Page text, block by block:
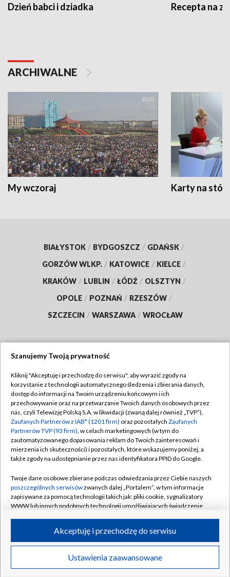
Dzień babci i dziadka Recepta na
ARCHIWALNE
My wczoraj Karty na
BIAŁYSTOK / BYDGOSZCZ / GDAŃSK /
GORZÓW WLKP. / KATOWICE / KIELCE /
KRAKÓW / LUBLIN / ŁÓDŹ / OLSZTYN /
OPOLE / POZNAŃ / RZESZÓW /
SZCZECIN / WARSZAWA / WROCŁAW
TVP
Abonament TVP
Emisja w TVP
Centrum informacji TVP
Naziemna Telewizja Cyfrowa
Rada Programowa
System NOS
Informacje o nadawcy
Program dla prasy
Ogłoszenie przetargowe
Regulamin TVP
Polityka prywatności
Moje zgody
Pomoc
Kontakt
Kanały
©2026 Telewizja Polska S.A. w likwidacji
Szanujemy Twoją prywatność
Kliknij "Akceptuję i przechodzę do serwisu", aby wyrazić zgody na
korzystanie z technologii automatycznego śledzenia i zbierania danych,
dostęp do informacji na Twoim urządzeniu końcowym i ich
przechowywanie oraz na przetwarzanie Twoich danych osobowych przez
nas, czyli Telewizję Polską S.A. w likwidacji (zwaną dalej również „TVP”),
Zaufanych Partnerów z IAB* (1201 firm) oraz pozostałych Zaufanych
Partnerów TVP (93 firm), w celach marketingowych (w tym do
zautomatyzowanego dopasowania reklam do Twoich zainteresowań i
mierzenia ich skuteczności) i pozostałych, które wskazujemy poniżej, a
także zgody na udostępnianie przez nas identyfikatora PPID do Google.
Twoje dane osobowe zbierane podczas odwiedzania przez Ciebie naszych
poszczególnych serwisówzwanych dalej „Portalem”, w tym informacje
zapisywane za pomocą technologii takich jak: pliki cookie, sygnalizatory
WWW lub innych podobnych technologii umożliwiających świadczenie
ruchu w Internecie.
Twoje dane osobowe zbierane podczas odwiedzania przez Ciebie
poszczególnych serwisówna Portalu, takie jak adresy IP, identyfikatory
Ustawienia zaawansowane
Akceptuję i przechodzę do serwisu